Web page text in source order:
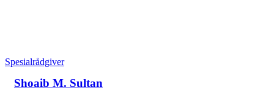
Spesialrådgiver
Shoaib M. Sultan